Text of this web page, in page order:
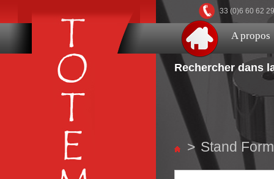
33 (0)6 60 62
A propos
Rechercher dans
> Stand